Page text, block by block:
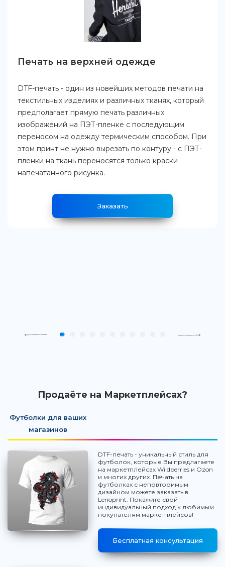
Печать на верхней одежде
DTF-печать - один из новейших методов печати на
текстильных изделиях и различных тканях, который
предполагает прямую печать различных
изображений на ПЭТ-пленке с последующим
переносом на одежду термическим способом. При
этом принт не нужно вырезать по контуру - с ПЭТ-
пленки на ткань переносятся только краски
напечатанного рисунка.
Заказать
Продаёте на Маркетплейсах?
Футболки для ваших
магазинов
DTF-печать - уникальный стиль для
футболок, которые Вы предлагаете
на маркетплейсах Wildberries и Ozon
и многих других. Печать на
футболках с неповторимым
дизайном можете заказать в
Lenoprint. Покажите свой
индивидуальный подход к любимым
покупателям маркетплейсов!
Бесплатная консультация